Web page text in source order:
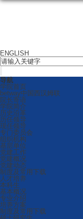
ENGLISH
导航
学院首页
betway中国西汉姆联
院长寄语
学院简介
历史沿革
历任领导
现任领导
专门委员会
组织机构
基层单位
党建工作
党建概况
党建动态
制度及常用下载
人才培养
本科生
基本概况
专业介绍
培养方案
制度及常用下载